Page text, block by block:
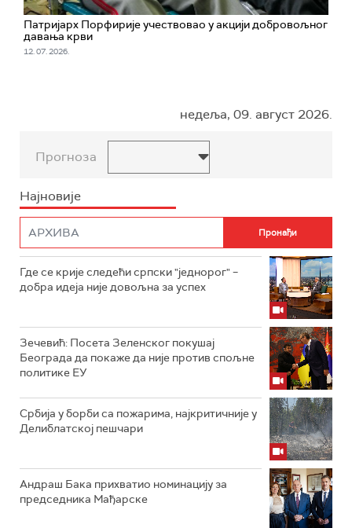
Патријарх Порфирије учествовао у акцији добровољног
давања крви
12. 07. 2026.
недеља, 09. август 2026.
Прогноза
Најновије
Где се крије следећи српски "једнорог" –
добра идеја није довољна за успех
Зечевић: Посета Зеленског покушај
Београда да покаже да није против спољне
политике ЕУ
Србија у борби са пожарима, најкритичније у
Делиблатској пешчари
Андраш Бака прихватио номинацију за
председника Мађарске